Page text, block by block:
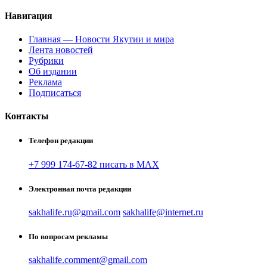
Навигация
Главная — Новости Якутии и мира
Лента новостей
Рубрики
Об издании
Реклама
Подписаться
Контакты
Телефон редакции
+7 999 174-67-82 писать в MAX
Электронная почта редакции
sakhalife.ru@gmail.com sakhalife@internet.ru
По вопросам рекламы
sakhalife.comment@gmail.com